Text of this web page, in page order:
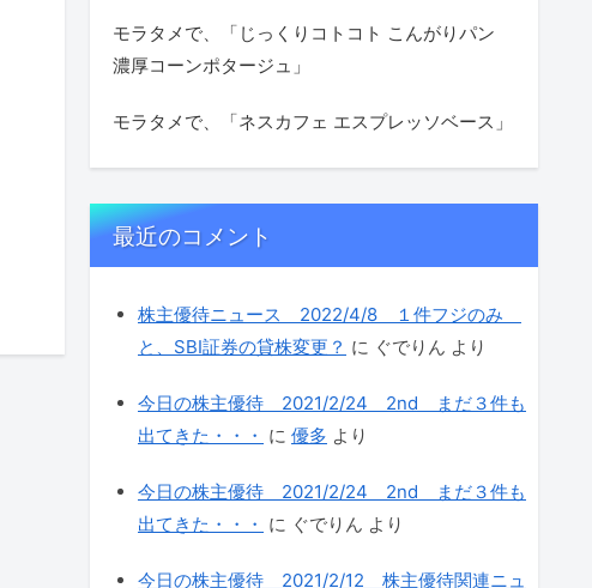
モラタメで、「じっくりコトコト こんがりパン
濃厚コーンポタージュ」
モラタメで、「ネスカフェ エスプレッソベース」
最近のコメント
株主優待ニュース 2022/4/8 １件フジのみ
と、SBI証券の貸株変更？ に ぐでりん より
今日の株主優待 2021/2/24 2nd まだ３件も
出てきた・・・ に 優多 より
今日の株主優待 2021/2/24 2nd まだ３件も
出てきた・・・ に ぐでりん より
今日の株主優待 2021/2/12 株主優待関連ニュ